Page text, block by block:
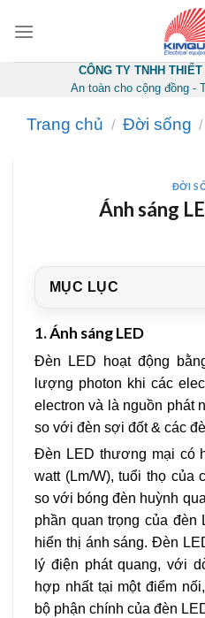
CÔNG TY TNHH
An toàn cho cộng đồng -
Trang chủ / Đời sống /
ĐỜI
Ánh sáng
MỤC LỤC
1.Ánh sáng LED
Đèn LED hoạt động
lượng photon khi các
electron và là nguồn phát
so với đèn sợi đốt & các
Đèn LED thương mại có
watt (Lm/W), tuổi thọ của
so với bóng đèn huỳnh
phần quan trọng của đèn
hiển thị ánh sáng. Đèn
lý điện phát quang, với
hợp nhất tại một điểm
bộ phận chính của đèn